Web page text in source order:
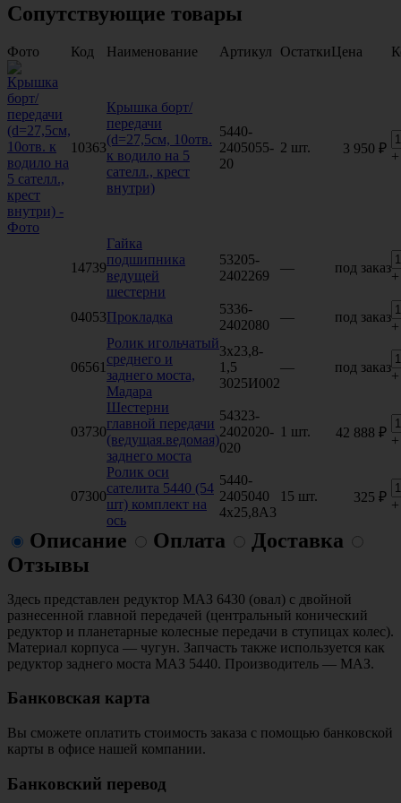
Сопутствующие товары
Фото Код Наименование Артикул ОстаткиЦена
10363
Крышка борт/
передачи
(d=27,5см, 10отв.
к водило на 5
сателл., крест
внутри)
5440-
2405055-
20
2 шт. 3 950 ₽
+
14739
Гайка
подшипника
ведущей
шестерни
53205-
2402269
— под заказ
+
04053Прокладка
5336-
2402080
— под заказ
+
06561
Ролик игольчатый
среднего и
заднего моста,
Мадара
3х23,8-
1,5
3025И002
— под заказ
+
03730
Шестерни
главной передачи
(ведущая.ведомая)
заднего моста
54323-
2402020-
020
1 шт. 42 888 ₽
+
07300
Ролик оси
сателита 5440 (54
шт) комплект на
ось
5440-
2405040
4x25,8A3
15 шт. 325 ₽
+
Описание Оплата
Доставка
Отзывы
Здесь представлен редуктор МАЗ 6430 (овал) с двойной
разнесенной главной передачей (центральный конический
редуктор и планетарные колесные передачи в ступицах колес).
Материал корпуса — чугун. Запчасть также используется как
редуктор заднего моста МАЗ 5440. Производитель — МАЗ.
Банковская карта
Вы сможете оплатить стоимость заказа с помощью банковской
карты в офисе нашей компании.
Банковский перевод